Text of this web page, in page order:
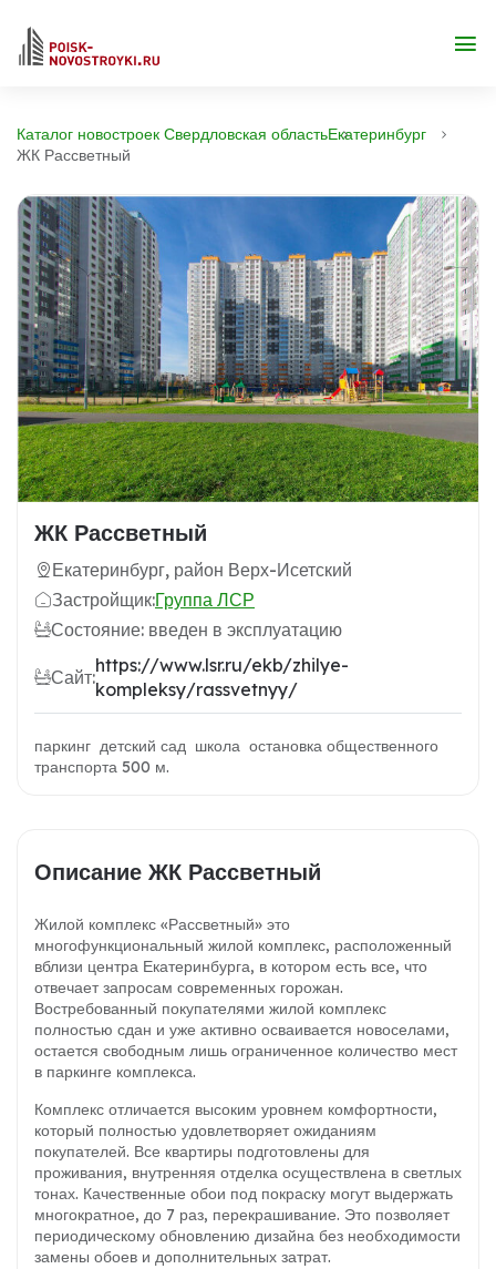
Каталог новостроек Свердловская областьЕкатеринбург
ЖК Рассветный
ЖК Рассветный
Екатеринбург, район Верх-Исетский
Застройщик:Группа ЛСР
Состояние: введен в эксплуатацию
Сайт:
https://www.lsr.ru/ekb/zhilye-
kompleksy/rassvetnyy/
паркинг детский сад школа остановка общественного
транспорта 500 м.
Описание ЖК Рассветный
Жилой комплекс «Рассветный» это
многофункциональный жилой комплекс, расположенный
вблизи центра Екатеринбурга, в котором есть все, что
отвечает запросам современных горожан.
Востребованный покупателями жилой комплекс
полностью сдан и уже активно осваивается новоселами,
остается свободным лишь ограниченное количество мест
в паркинге комплекса.
Комплекс отличается высоким уровнем комфортности,
который полностью удовлетворяет ожиданиям
покупателей. Все квартиры подготовлены для
проживания, внутренняя отделка осуществлена в светлых
тонах. Качественные обои под покраску могут выдержать
многократное, до 7 раз, перекрашивание. Это позволяет
периодическому обновлению дизайна без необходимости
замены обоев и дополнительных затрат.